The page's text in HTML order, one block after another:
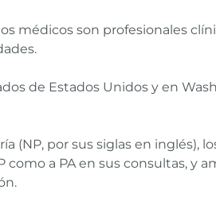
médicos son profesionales
de Estados Unidos y en
(NP, por sus siglas en
a PA en sus consultas, y